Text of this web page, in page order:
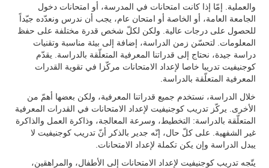
والعملية. إمّا إذا كانت امتحانات في المدرسة، أو امتحانات دخول
الجامعة العامة، أو الخاصة أو امتحان عام، يجب أن ندرس ونعدّده جيّداً
للحصول على درجات عالية. ولكن لكلّ شخص قدرة مختلفة على حفظ
المعلومات. لتحسّن زمن الدراسة، إضافة إلى بيئة مناسبة وتقنيات
دراسة جيدة، نحتاج إلى قدراتنا المعرفية المتعلّقة بالدراسة. يقدّم
كوجنيفيت تدريبا خاصا لإعداد الامتحانات مركّزا في تقوية القدرات
المعرفية المتعلّقة بالدراسة.
خلال الدراسة، نستخدم جميع قدراتنا المعرفية، ولكن بعضها أهمّ من
الأخرى. يركّز تدريب كوجنيفيت لإعداد الامتحانات في القدرات المعرفية
المتعلّقة بالدراسة: التخطيط، وسرعة المعالجة، وذاكرة العمل والذاكرة
غير الشفهية. على كلّ حال، إنّه جدير بالذكر أنّ تدريب كوجنيفيت لا
يبدل الدراسة وإن يكن تكملة لإعداد الامتحانات.
يتّجه تدريب كوجنيفيت لإعداد الامتحانات إلى الأطفال، والمراهقين،